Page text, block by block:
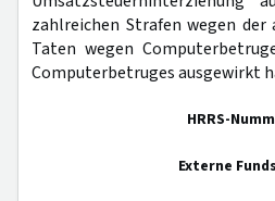
zahlreichen Strafen wegen der
Taten wegen
Computerbetruges ausgewirkt
HRRS-
Externe